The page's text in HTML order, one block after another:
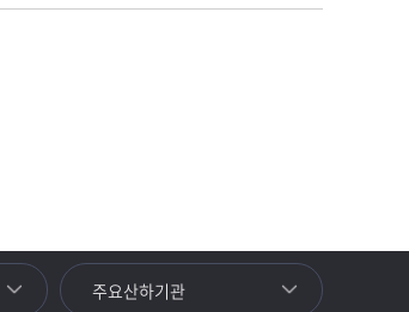
주요산하기관